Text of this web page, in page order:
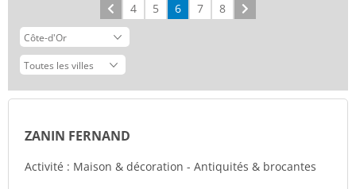
Précédent
4 5 6 7 8
ZANIN FERNAND
Activité : Maison & décoration - Antiquités & brocantes